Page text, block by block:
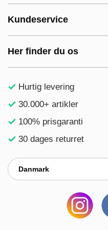
Kundeservice
Her finder du os
Hurtig levering
30.000+ artikler
100% prisgaranti
30 dages returret
Danmark